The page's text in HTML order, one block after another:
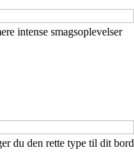
intense smagsoplevelser
du den rette type til dit bord